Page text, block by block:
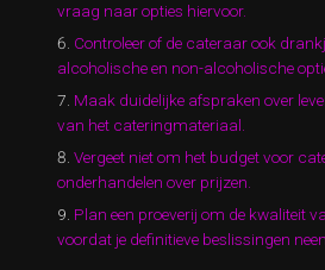
vraag naar opties hiervoor.
Controleer of de cateraar ook
alcoholische en non-alcoholische
Maak duidelijke afspraken over
van het cateringmateriaal.
Vergeet niet om het budget voor
onderhandelen over prijzen.
Plan een proeverij om de kwaliteit
voordat je definitieve beslissingen